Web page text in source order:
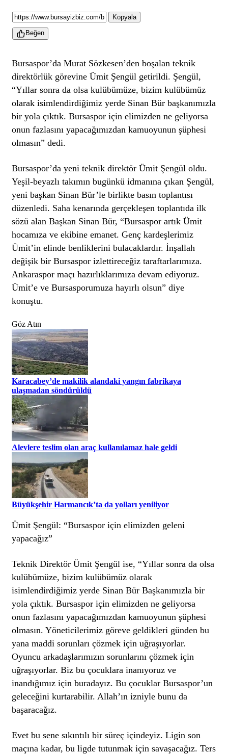
Kopyala
Beğen
Bursaspor’da Murat Sözkesen’den boşalan teknik
direktörlük görevine Ümit Şengül getirildi. Şengül,
“Yıllar sonra da olsa kulübümüze, bizim kulübümüz
olarak isimlendirdiğimiz yerde Sinan Bür başkanımızla
bir yola çıktık. Bursaspor için elimizden ne geliyorsa
onun fazlasını yapacağımızdan kamuoyunun şüphesi
olmasın” dedi.
Bursaspor’da yeni teknik direktör Ümit Şengül oldu.
Yeşil-beyazlı takımın bugünkü idmanına çıkan Şengül,
yeni başkan Sinan Bür’le birlikte basın toplantısı
düzenledi. Saha kenarında gerçekleşen toplantıda ilk
sözü alan Başkan Sinan Bür, “Bursaspor artık Ümit
hocamıza ve ekibine emanet. Genç kardeşlerimiz
Ümit’in elinde benliklerini bulacaklardır. İnşallah
değişik bir Bursaspor izlettireceğiz taraftarlarımıza.
Ankaraspor maçı hazırlıklarımıza devam ediyoruz.
Ümit’e ve Bursasporumuza hayırlı olsun” diye
konuştu.
Göz Atın
Karacabey’de makilik alandaki yangın fabrikaya
ulaşmadan söndürüldü
Alevlere teslim olan araç kullanılamaz hale geldi
Büyükşehir Harmancık’ta da yolları yeniliyor
Ümit Şengül: “Bursaspor için elimizden geleni
yapacağız”
Teknik Direktör Ümit Şengül ise, “Yıllar sonra da olsa
kulübümüze, bizim kulübümüz olarak
isimlendirdiğimiz yerde Sinan Bür Başkanımızla bir
yola çıktık. Bursaspor için elimizden ne geliyorsa
onun fazlasını yapacağımızdan kamuoyunun şüphesi
olmasın. Yöneticilerimiz göreve geldikleri günden bu
yana maddi sorunları çözmek için uğraşıyorlar.
Oyuncu arkadaşlarımızın sorunlarını çözmek için
uğraşıyorlar. Biz bu çocuklara inanıyoruz ve
inandığımız için buradayız. Bu çocuklar Bursaspor’un
geleceğini kurtarabilir. Allah’ın izniyle bunu da
başaracağız.
Evet bu sene sıkıntılı bir süreç içindeyiz. Ligin son
maçına kadar, bu ligde tutunmak için savaşacağız. Ters